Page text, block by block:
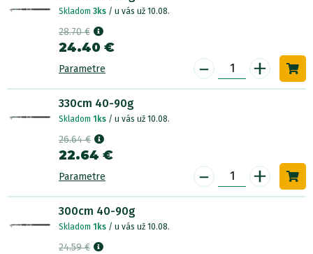
Skladom 3ks / u vás už 10.08.
28.70 €
24.40 €
Parametre - +
330cm 40-90g
Skladom 1ks / u vás už 10.08.
26.64 €
22.64 €
Parametre - +
300cm 40-90g
Skladom 1ks / u vás už 10.08.
24.59 €